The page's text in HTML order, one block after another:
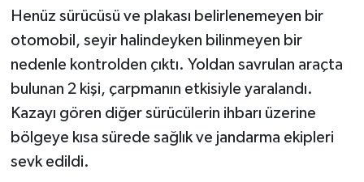
Henüz sürücüsü ve plakası belirlenemeyen bir
otomobil, seyir halindeyken bilinmeyen bir
nedenle kontrolden çıktı. Yoldan savrulan araçta
bulunan 2 kişi, çarpmanın etkisiyle yaralandı.
Kazayı gören diğer sürücülerin ihbarı üzerine
bölgeye kısa sürede sağlık ve jandarma ekipleri
sevk edildi.
SİYASET
SPOR
TARİH
TEKNOLOJİ